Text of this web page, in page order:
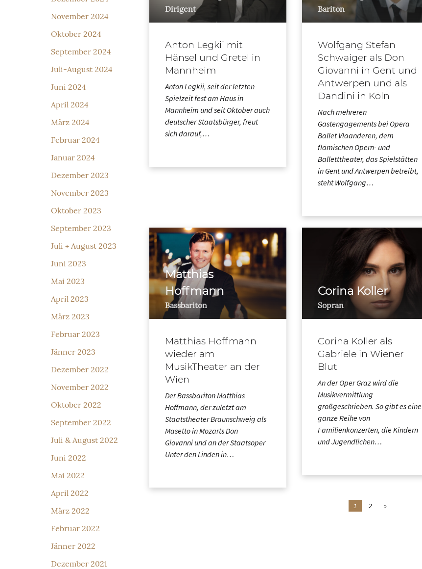
November 2024
Oktober 2024
September 2024
Juli-August 2024
Juni 2024
April 2024
März 2024
Februar 2024
Januar 2024
Dezember 2023
November 2023
Oktober 2023
September 2023
Juli + August 2023
Juni 2023
Mai 2023
April 2023
März 2023
Februar 2023
Jänner 2023
Dezember 2022
November 2022
Oktober 2022
September 2022
Juli & August 2022
Juni 2022
Mai 2022
April 2022
März 2022
Februar 2022
Jänner 2022
Dezember 2021
Dirigent
Anton Legkii mit
Hänsel und Gretel in
Mannheim
Anton Legkii, seit der letzten
Spielzeit fest am Haus in
Mannheim und seit Oktober auch
deutscher Staatsbürger, freut
sich darauf,…
Bariton
Wolfgang Stefan
Schwaiger als Don
Giovanni in Gent und
Antwerpen und als
Dandini in Köln
Nach mehreren
Gastengagements bei Opera
Ballet Vlaanderen, dem
flämischen Opern- und
Balletttheater, das Spielstätten
in Gent und Antwerpen betreibt,
steht Wolfgang…
Matthias
Hoffmann
Bassbariton
Matthias Hoffmann
wieder am
MusikTheater an der
Wien
Der Bassbariton Matthias
Hoffmann, der zuletzt am
Staatstheater Braunschweig als
Masetto in Mozarts Don
Giovanni und an der Staatsoper
Unter den Linden in…
Corina Koller
Sopran
Corina Koller als
Gabriele in Wiener
Blut
An der Oper Graz wird die
Musikvermittlung
großgeschrieben. So gibt es eine
ganze Reihe von
Familienkonzerten, die Kindern
und Jugendlichen…
1 2 »